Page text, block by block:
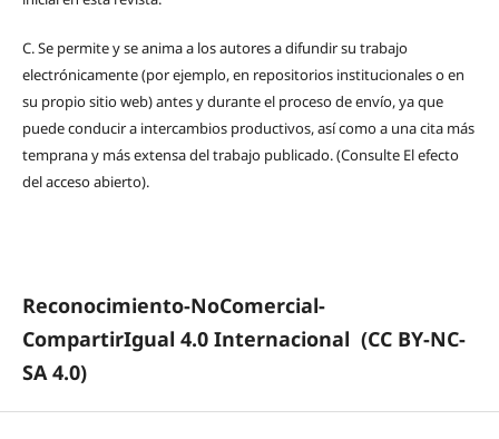
C.Se permite y se anima a los autores a difundir su trabajo
electrónicamente (por ejemplo, en repositorios institucionales o en
su propio sitio web) antes y durante el proceso de envío, ya que
puede conducir a intercambios productivos, así como a una cita más
temprana y más extensa del trabajo publicado. (Consulte El efecto
del acceso abierto).
Reconocimiento-NoComercial-
CompartirIgual 4.0 Internacional (CC BY-NC-
SA 4.0)